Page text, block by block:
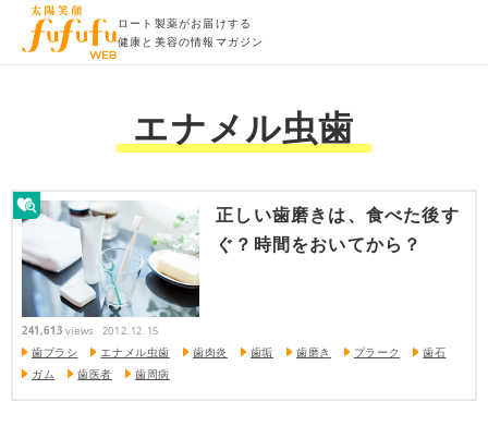
ロート製薬がお届けする
健康と美容の情報マガジン
エナメル虫歯
正しい歯磨きは、食べた後す
ぐ？時間をおいてから？
241,613 views 2012.12.15
歯ブラシ エナメル虫歯 歯肉炎 歯垢 歯磨き プラーク
歯石
ガム
歯医者 歯周病